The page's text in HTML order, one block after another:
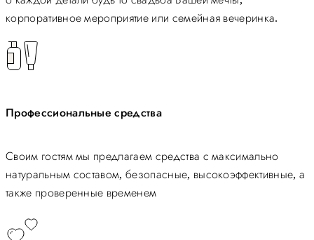
корпоративное мероприятие или семейная вечеринка.
Профессиональные средства
Своим гостям мы предлагаем средства с максимально
натуральным составом, безопасные, высокоэффективные, а
также проверенные временем